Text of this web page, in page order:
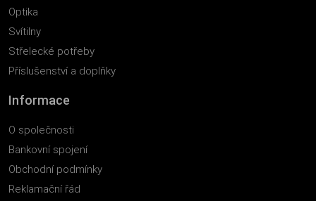
Optika
Svítilny
Střelecké potřeby
Příslušenství a doplňky
Informace
O společnosti
Bankovní spojení
Obchodní podmínky
Reklamační řád